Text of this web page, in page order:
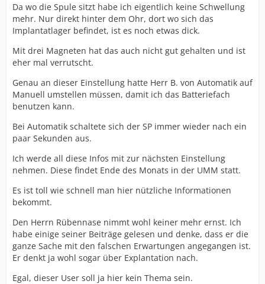
Da wo die Spule sitzt habe ich eigentlich keine Schwellung
mehr. Nur direkt hinter dem Ohr, dort wo sich das
Implantatlager befindet, ist es noch etwas dick.
Mit drei Magneten hat das auch nicht gut gehalten und ist
eher mal verrutscht.
Genau an dieser Einstellung hatte Herr B. von Automatik auf
Manuell umstellen müssen, damit ich das Batteriefach
benutzen kann.
Bei Automatik schaltete sich der SP immer wieder nach ein
paar Sekunden aus.
Ich werde all diese Infos mit zur nächsten Einstellung
nehmen. Diese findet Ende des Monats in der UMM statt.
Es ist toll wie schnell man hier nützliche Informationen
bekommt.
Den Herrn Rübennase nimmt wohl keiner mehr ernst. Ich
habe einige seiner Beiträge gelesen und denke, dass er die
ganze Sache mit den falschen Erwartungen angegangen ist.
Er denkt ja wohl sogar über Explantation nach.
Egal, dieser User soll ja hier kein Thema sein.